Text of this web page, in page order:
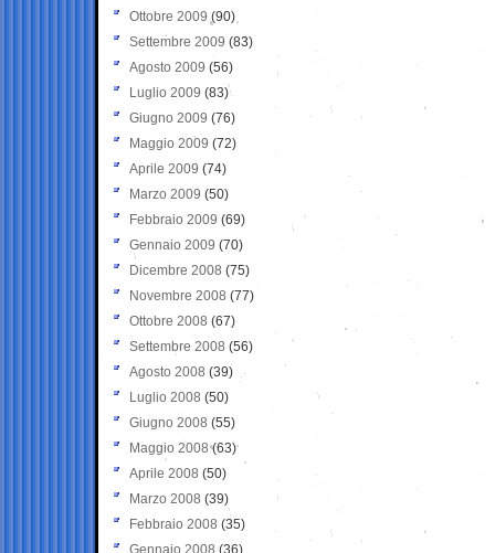
Ottobre 2009 (90)
Settembre 2009 (83)
Agosto 2009 (56)
Luglio 2009 (83)
Giugno 2009 (76)
Maggio 2009 (72)
Aprile 2009 (74)
Marzo 2009 (50)
Febbraio 2009 (69)
Gennaio 2009 (70)
Dicembre 2008 (75)
Novembre 2008 (77)
Ottobre 2008 (67)
Settembre 2008 (56)
Agosto 2008 (39)
Luglio 2008 (50)
Giugno 2008 (55)
Maggio 2008(63)
Aprile 2008 (50)
Marzo 2008 (39)
Febbraio 2008 (35)
Gennaio 2008 (36)